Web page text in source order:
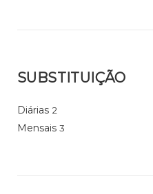
SUBSTITUIÇÃO
Diárias 2
Mensais 3